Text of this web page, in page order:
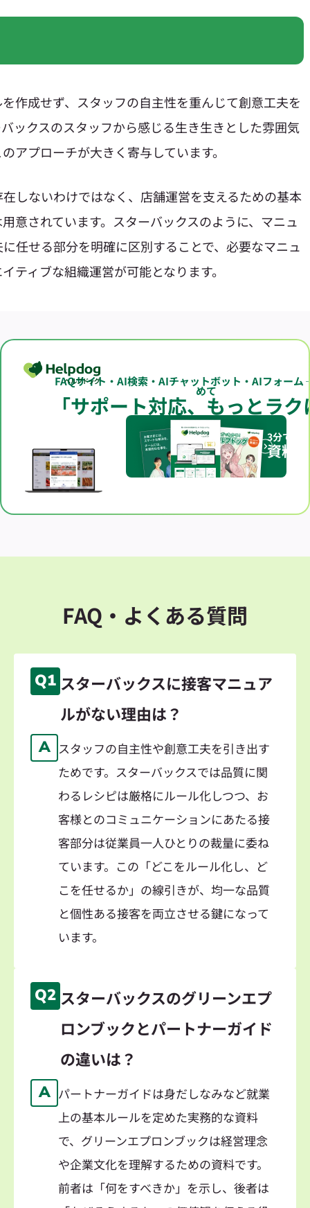
作成せず、スタッフの自主性を重んじて創意工夫を
ックスのスタッフから感じる生き生きとした雰囲気
アプローチが大きく寄与しています。
しないわけではなく、店舗運営を支えるための基本
意されています。スターバックスのように、マニュ
任せる部分を明確に区別することで、必要なマニュ
ティブな組織運営が可能となります。
FAQサイト・AI検索・AIチャットボット・AIフォー
めて
「サポート対応、もっとラ
3分でわ
資料
FAQ・よくある質問
Q1 スターバックスに接客マニュア
ルがない理由は？
A スタッフの自主性や創意工夫を引き出す
ためです。スターバックスでは品質に関
わるレシピは厳格にルール化しつつ、お
客様とのコミュニケーションにあたる接
客部分は従業員一人ひとりの裁量に委ね
ています。この「どこをルール化し、ど
こを任せるか」の線引きが、均一な品質
と個性ある接客を両立させる鍵になって
います。
Q2 スターバックスのグリーンエプ
ロンブックとパートナーガイド
の違いは？
A パートナーガイドは身だしなみなど就業
上の基本ルールを定めた実務的な資料
で、グリーンエプロンブックは経営理念
や企業文化を理解するための資料です。
前者は「何をすべきか」を示し、後者は